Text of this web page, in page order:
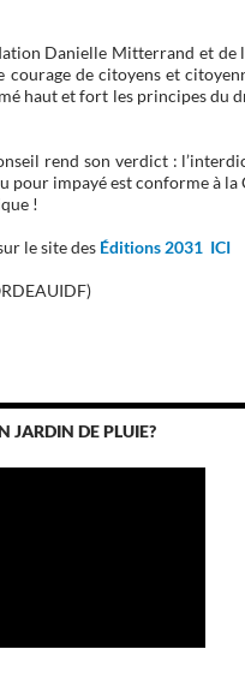
Danielle Mitterrand et de
courage de citoyens et
haut et fort les principes du
rend son verdict :
pour impayé est conforme à
!
le site des Éditions 2031 ICI
JARDIN DE PLUIE?